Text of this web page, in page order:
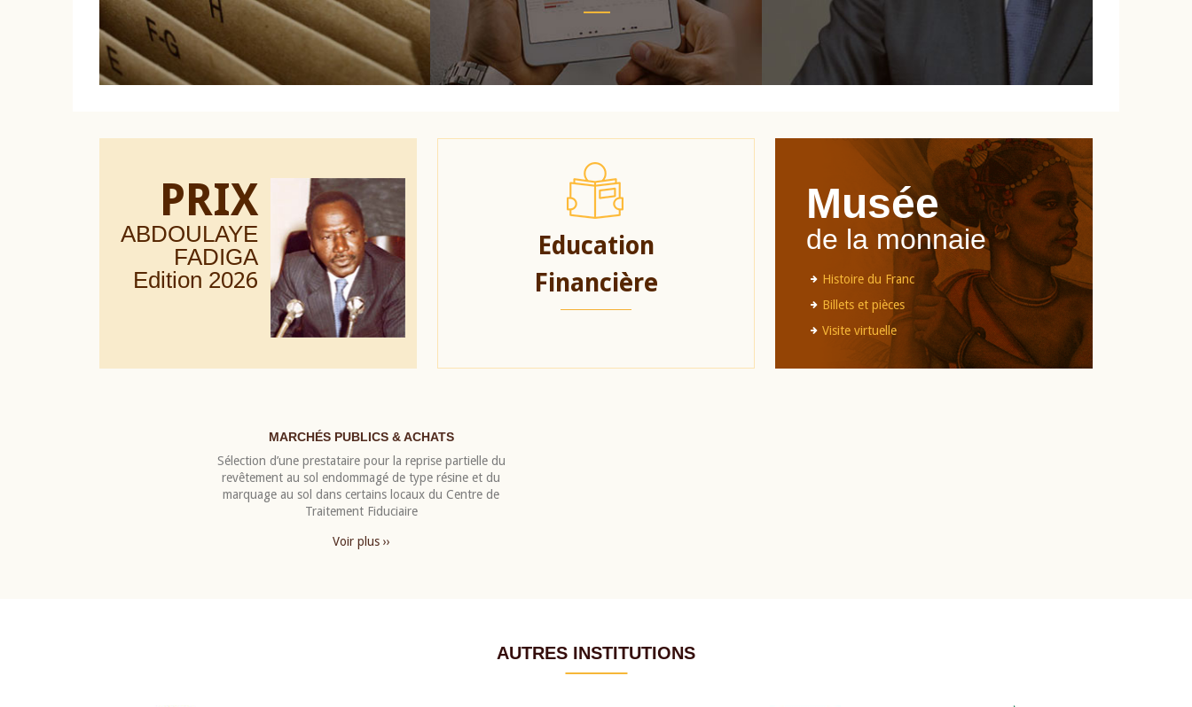
PRIX
ABDOULAYE
FADIGA
Edition 2026
Education
Financière
Musée
de la monnaie
Histoire du Franc
Billets et pièces
Visite virtuelle
MARCHÉS PUBLICS & ACHATS
Sélection d’une prestataire pour la reprise partielle du
revêtement au sol endommagé de type résine et du
marquage au sol dans certains locaux du Centre de
Traitement Fiduciaire
Voir plus ››
AUTRES INSTITUTIONS